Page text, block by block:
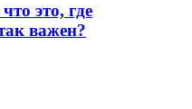
это, где
важен?